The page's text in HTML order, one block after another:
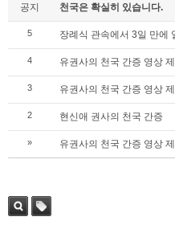
공지 천국은 확실히 있습니다.
5 장례식 관속에서 3일 만에
4 유권사의 천국 간증 영상
3 유권사의 천국 간증 영상
2 현신애 권사의 천국 간증
» 유권사의 천국 간증 영상